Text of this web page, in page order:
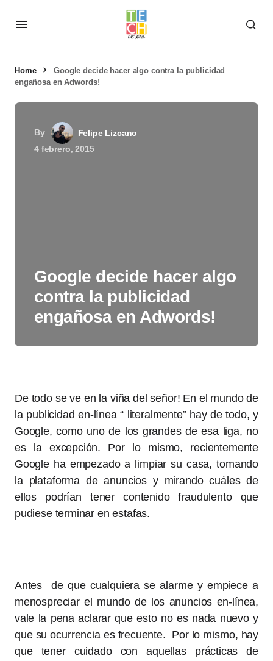
Home
Google decide hacer algo contra la publicidad
engañosa en Adwords!
By
Felipe Lizcano
4 febrero, 2015
Google decide hacer algo
contra la publicidad
engañosa en Adwords!
De todo se ve en la viña del señor! En el mundo de
la publicidad en-línea “ literalmente” hay de todo, y
Google, como uno de los grandes de esa liga, no
es la excepción. Por lo mismo, recientemente
Google ha empezado a limpiar su casa, tomando
la plataforma de anuncios y mirando cuáles de
ellos podrían tener contenido fraudulento que
pudiese terminar en estafas.
Antes de que cualquiera se alarme y empiece a
menospreciar el mundo de los anuncios en-línea,
vale la pena aclarar que esto no es nada nuevo y
que su ocurrencia es frecuente. Por lo mismo, hay
que tener cuidado con aquellas prácticas de